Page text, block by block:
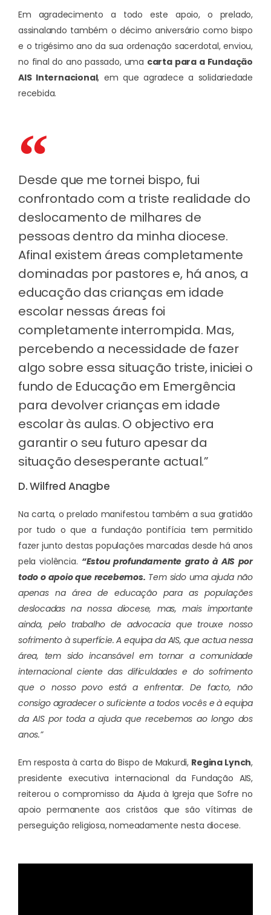
Em agradecimento a todo este apoio, o prelado,
assinalando também o décimo aniversário como bispo
e o trigésimo ano da sua ordenação sacerdotal, enviou,
no final do ano passado, uma carta para a Fundação
AIS Internacional, em que agradece a solidariedade
recebida.
Desde que me tornei bispo, fui
confrontado com a triste realidade do
deslocamento de milhares de
pessoas dentro da minha diocese.
Afinal existem áreas completamente
dominadas por pastores e, há anos, a
educação das crianças em idade
escolar nessas áreas foi
completamente interrompida. Mas,
percebendo a necessidade de fazer
algo sobre essa situação triste, iniciei o
fundo de Educação em Emergência
para devolver crianças em idade
escolar às aulas. O objectivo era
garantir o seu futuro apesar da
situação desesperante actual.”
D. Wilfred Anagbe
Na carta, o prelado manifestou também a sua gratidão
por tudo o que a fundação pontifícia tem permitido
fazer junto destas populações marcadas desde há anos
pela violência. “Estou profundamente grato à AIS por
todo o apoio que recebemos. Tem sido uma ajuda não
apenas na área de educação para as populações
deslocadas na nossa diocese, mas, mais importante
ainda, pelo trabalho de advocacia que trouxe nosso
sofrimento à superfície. A equipa da AIS, que actua nessa
área, tem sido incansável em tornar a comunidade
internacional ciente das dificuldades e do sofrimento
que o nosso povo está a enfrentar. De facto, não
consigo agradecer o suficiente a todos vocês e à equipa
da AIS por toda a ajuda que recebemos ao longo dos
anos.”
Em resposta à carta do Bispo de Makurdi, Regina Lynch,
presidente executiva internacional da Fundação AIS,
reiterou o compromisso da Ajuda à Igreja que Sofre no
apoio permanente aos cristãos que são vítimas de
perseguição religiosa, nomeadamente nesta diocese.